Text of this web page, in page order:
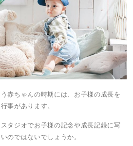
赤ちゃんの時期には、お子様の成長を
事があります。
タジオでお子様の記念や成長記録に写
のではないでしょうか。